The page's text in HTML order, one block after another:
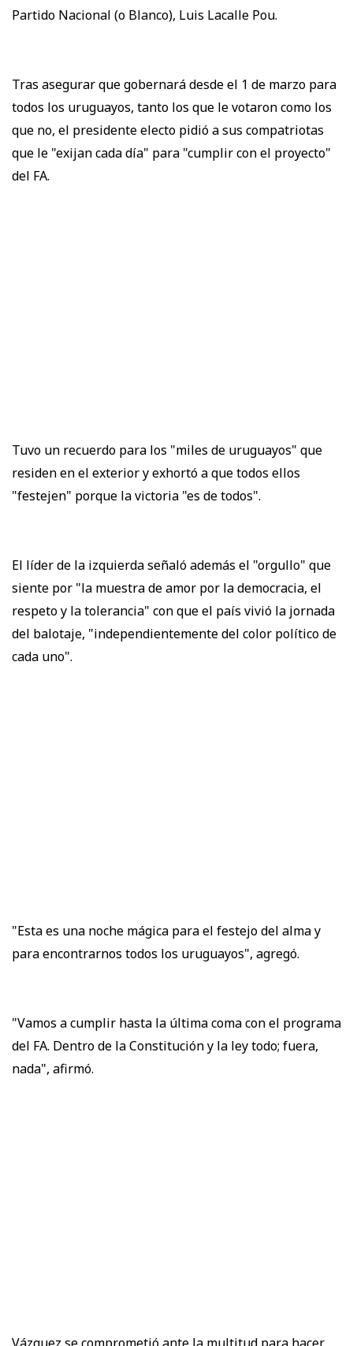
Partido Nacional (o Blanco), Luis Lacalle Pou.
Tras asegurar que gobernará desde el 1 de marzo para
todos los uruguayos, tanto los que le votaron como los
que no, el presidente electo pidió a sus compatriotas
que le "exijan cada día" para "cumplir con el proyecto"
del FA.
Tuvo un recuerdo para los "miles de uruguayos" que
residen en el exterior y exhortó a que todos ellos
"festejen" porque la victoria "es de todos".
El líder de la izquierda señaló además el "orgullo" que
siente por "la muestra de amor por la democracia, el
respeto y la tolerancia" con que el país vivió la jornada
del balotaje, "independientemente del color político de
cada uno".
"Esta es una noche mágica para el festejo del alma y
para encontrarnos todos los uruguayos", agregó.
"Vamos a cumplir hasta la última coma con el programa
del FA. Dentro de la Constitución y la ley todo; fuera,
nada", afirmó.
Vázquez se comprometió ante la multitud para hacer